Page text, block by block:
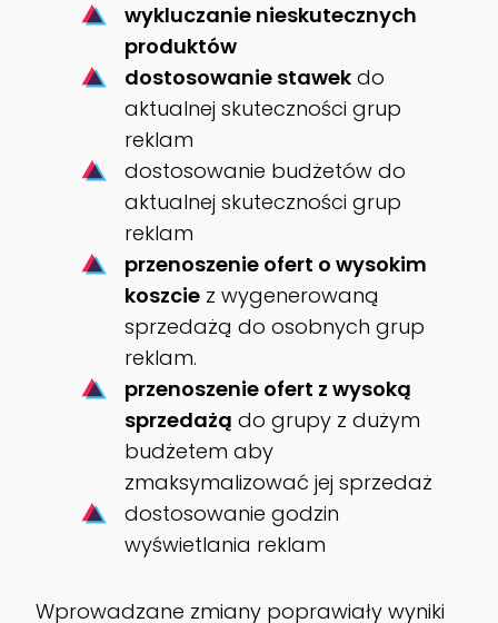
wykluczanie nieskutecznych
produktów
dostosowanie stawek do
aktualnej skuteczności grup
reklam
dostosowanie budżetów do
aktualnej skuteczności grup
reklam
przenoszenie ofert o wysokim
koszcie z wygenerowaną
sprzedażą do osobnych grup
reklam.
przenoszenie ofert z wysoką
sprzedażą do grupy z dużym
budżetem aby
zmaksymalizować jej sprzedaż
dostosowanie godzin
wyświetlania reklam
Wprowadzane zmiany poprawiały wyniki